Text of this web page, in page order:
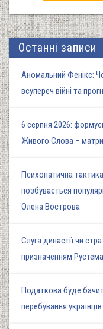
Останні записи
Аномальний Фенікс:
всупереч війні та
6 серпня 2026:
Живого Слова –
Психопатична
позбувається
Олена Вострова
Слуга династії чи
призначенням
Податкова буде
перебування українців